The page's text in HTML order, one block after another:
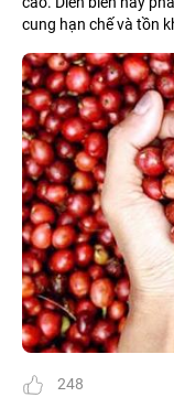
cung hạn chế và tồn
248